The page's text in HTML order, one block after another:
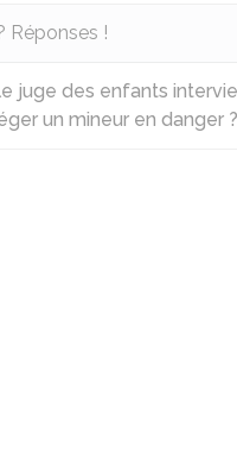
Réponses !
juge des enfants
un mineur en danger ?